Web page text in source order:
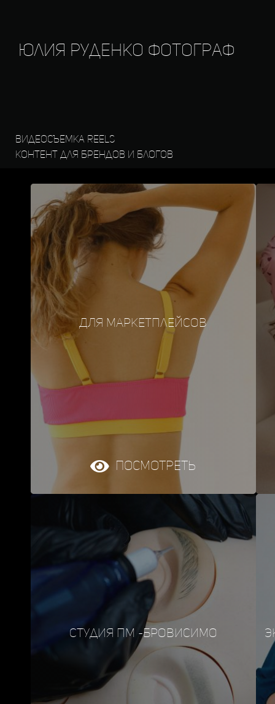
Юлия Руденко фотограф
видеосъемка reels
контент для брендов и блогов
ДЛя маркетплейсов
Посмотреть
Студия ПМ -Бровисимо